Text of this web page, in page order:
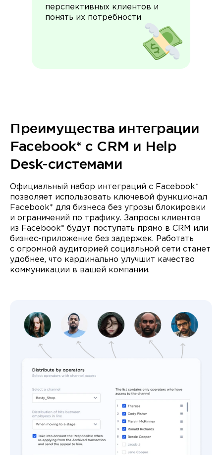
перспективных клиентов и
понять их потребности
Преимущества интеграции
Facebook* c CRM и Help
Desk-системами
Официальный набор интеграций с Facebook*
позволяет использовать ключевой функционал
Facebook* для бизнеса без угрозы блокировки
и ограничений по трафику. Запросы клиентов
из Facebook* будут поступать прямо в CRM или
бизнес-приложение без задержек. Работать
с огромной аудиторией социальной сети станет
удобнее, что кардинально улучшит качество
коммуникации в вашей компании.